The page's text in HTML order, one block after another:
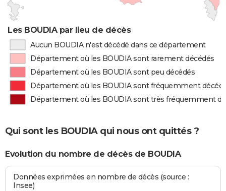
Les BOUDIA par lieu de décès
Aucun BOUDIA n'est décédé dans ce département
Département où les BOUDIA sont rarement décédés
Département où les BOUDIA sont peu décédés
Département où les BOUDIA sont fréquemment
Département où les BOUDIA sont très fréquemment
Qui sont les BOUDIA qui nous ont quittés ?
Evolution du nombre de décès de BOUDIA
Données exprimées en nombre de décès (source :
Insee)